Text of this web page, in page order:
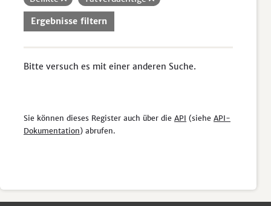
Ergebnisse filtern
Bitte versuch es mit einer anderen Suche.
Sie können dieses Register auch über die API (siehe API-
Dokumentation) abrufen.